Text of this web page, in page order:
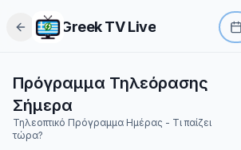
Greek TV Live
Πρόγραμμα Τηλεόρασης
Σήμερα
Τηλεοπτικό Πρόγραμμα Ημέρας - Τι παίζει
τώρα?